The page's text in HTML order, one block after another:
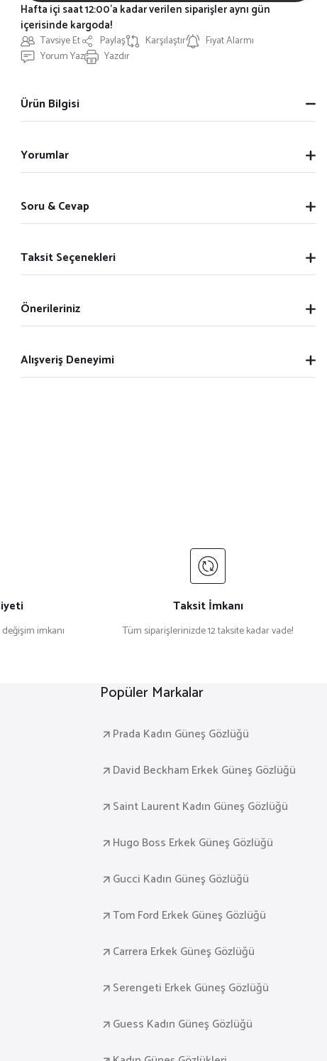
Tavsiye Et Paylaş Karşılaştır
Fiyat Alarmı
Yorum Yaz
Yazdır
Hafta içi saat 12:00'a kadar verilen siparişler aynı gün
içerisinde kargoda!
Ürün Bilgisi
Yorumlar
Soru & Cevap
Taksit Seçenekleri
Önerileriniz
Alışveriş Deneyimi
imkanı
Taksit İmkanı
Tüm siparişlerinizde 12 taksite kadar vade!
Popüler Markalar
Prada Kadın Güneş Gözlüğü
David Beckham Erkek Güneş Gözlüğü
Saint Laurent Kadın Güneş Gözlüğü
Hugo Boss Erkek Güneş Gözlüğü
Gucci Kadın Güneş Gözlüğü
Tom Ford Erkek Güneş Gözlüğü
Carrera Erkek Güneş Gözlüğü
Serengeti Erkek Güneş Gözlüğü
Guess Kadın Güneş Gözlüğü